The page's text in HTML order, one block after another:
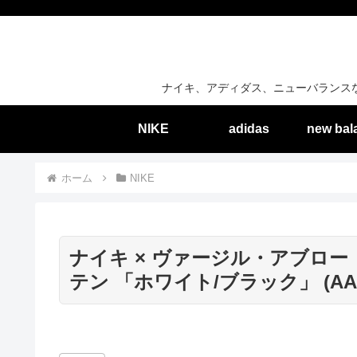
ナイキ、アディダス、ニューバラン
NIKE adidas new
ホーム NIKE
ナイキ × ヴァージル・アブロ
テン 「ホワイト/ブラック」